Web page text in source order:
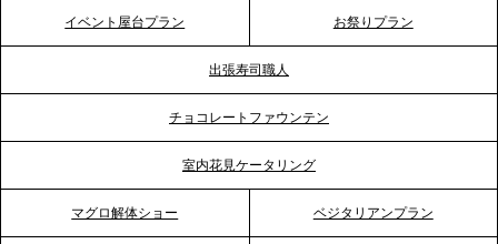
2026.5.12
プレスリリースのご案内｜ケータリングのセカンド
イベント屋台プラン お祭りプラン
出張寿司職人
チョコレートファウンテン
室内花見ケータリング
マグロ解体ショー ベジタリアンプラン